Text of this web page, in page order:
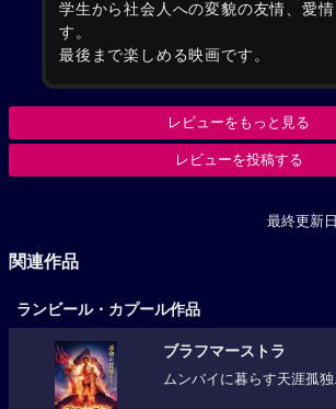
学生から社会人への変貌の友情、愛
す。
最後まで楽しめる映画です。
レビューをもっと見る
レビューを投稿する
最終更新
関連作品
ランビール・カプール作品
ブラフマーストラ
ムンバイに暮らす天涯孤独